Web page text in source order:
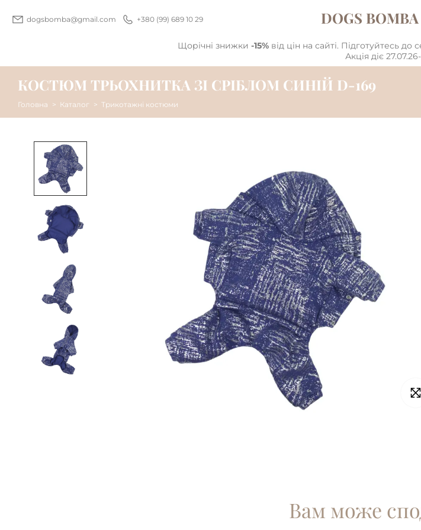
dogsbomba@gmail.com +380 (99) 689 10 29 DOGS BOMBA
Щорічні знижки -15%від цін на сайті. Підготуйтесь до
Акція діє
КОСТЮМ ТРЬОХНИТКА ЗІ СРІБЛОМ СИНІЙ D-169
Головна Каталог Трикотажні костюми
Вам може